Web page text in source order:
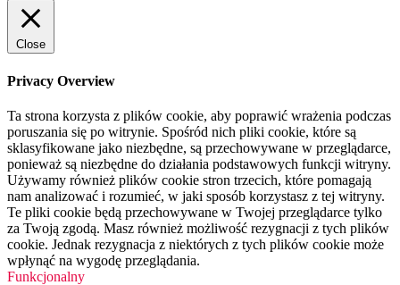
Close
Privacy Overview
Ta strona korzysta z plików cookie, aby poprawić wrażenia podczas
poruszania się po witrynie. Spośród nich pliki cookie, które są
sklasyfikowane jako niezbędne, są przechowywane w przeglądarce,
ponieważ są niezbędne do działania podstawowych funkcji witryny.
Używamy również plików cookie stron trzecich, które pomagają
nam analizować i rozumieć, w jaki sposób korzystasz z tej witryny.
Te pliki cookie będą przechowywane w Twojej przeglądarce tylko
za Twoją zgodą. Masz również możliwość rezygnacji z tych plików
cookie. Jednak rezygnacja z niektórych z tych plików cookie może
wpłynąć na wygodę przeglądania.
Funkcjonalny